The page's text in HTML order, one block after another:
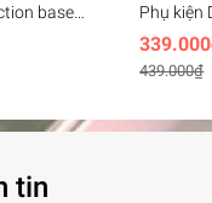
base
Glory
Phụ kiện
Snow
+ Action
Wing EW
439.000₫
tin